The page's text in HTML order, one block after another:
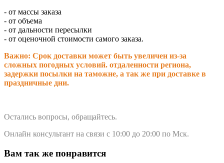
- от массы заказа
- от объема
- от дальности пересылки
- от оценочной стоимости самого заказа.
Важно: Срок доставки может быть увеличен из-за
сложных погодных условий. отдаленности региона,
задержки посылки на таможне, а так же при доставке в
праздничные дни.
Остались вопросы, обращайтесь.
Онлайн консультант на связи с 10:00 до 20:00 по Мск.
Вам так же понравится